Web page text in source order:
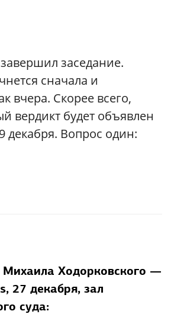
заседание.
сначала и
вчера. Скорее всего,
вердикт будет объявлен
декабря. Вопрос один:
Ходорковского —
27 декабря, зал
суда: